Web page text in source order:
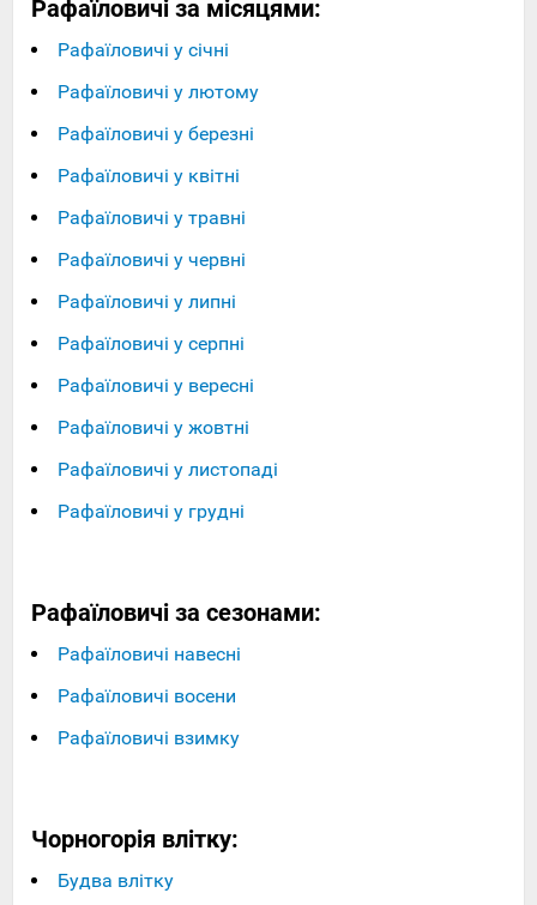
Рафаїловичі за місяцями:
Рафаїловичі у січні
Рафаїловичі у лютому
Рафаїловичі у березні
Рафаїловичі у квітні
Рафаїловичі у травні
Рафаїловичі у червні
Рафаїловичі у липні
Рафаїловичі у серпні
Рафаїловичі у вересні
Рафаїловичі у жовтні
Рафаїловичі у листопаді
Рафаїловичі у грудні
Рафаїловичі за сезонами:
Рафаїловичі навесні
Рафаїловичі восени
Рафаїловичі взимку
Чорногорія влітку:
Будва влітку